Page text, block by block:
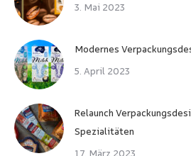
3. Mai 2023
Modernes
5. April 2023
Relaunch
Spezialitäten